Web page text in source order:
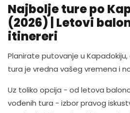
Najbolje ture po
(2026) | Letovi
itinereri
Planirate putovanje u Kapadokiju,
tura je vredna vašeg vremena i
Uz toliko opcija - od letova
vođenih tura - izbor pravog